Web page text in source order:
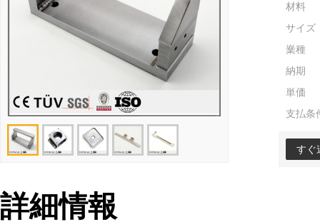
材料
サイズ
嶪種
納期
単価
支払条
すぐ
詳細情報